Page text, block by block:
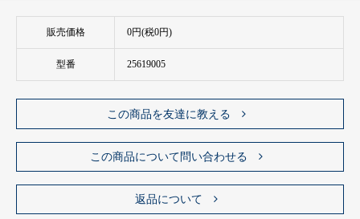
販売価格 0円(税0円)
型番 25619005
この商品を友達に教える
この商品について問い合わせる
返品について